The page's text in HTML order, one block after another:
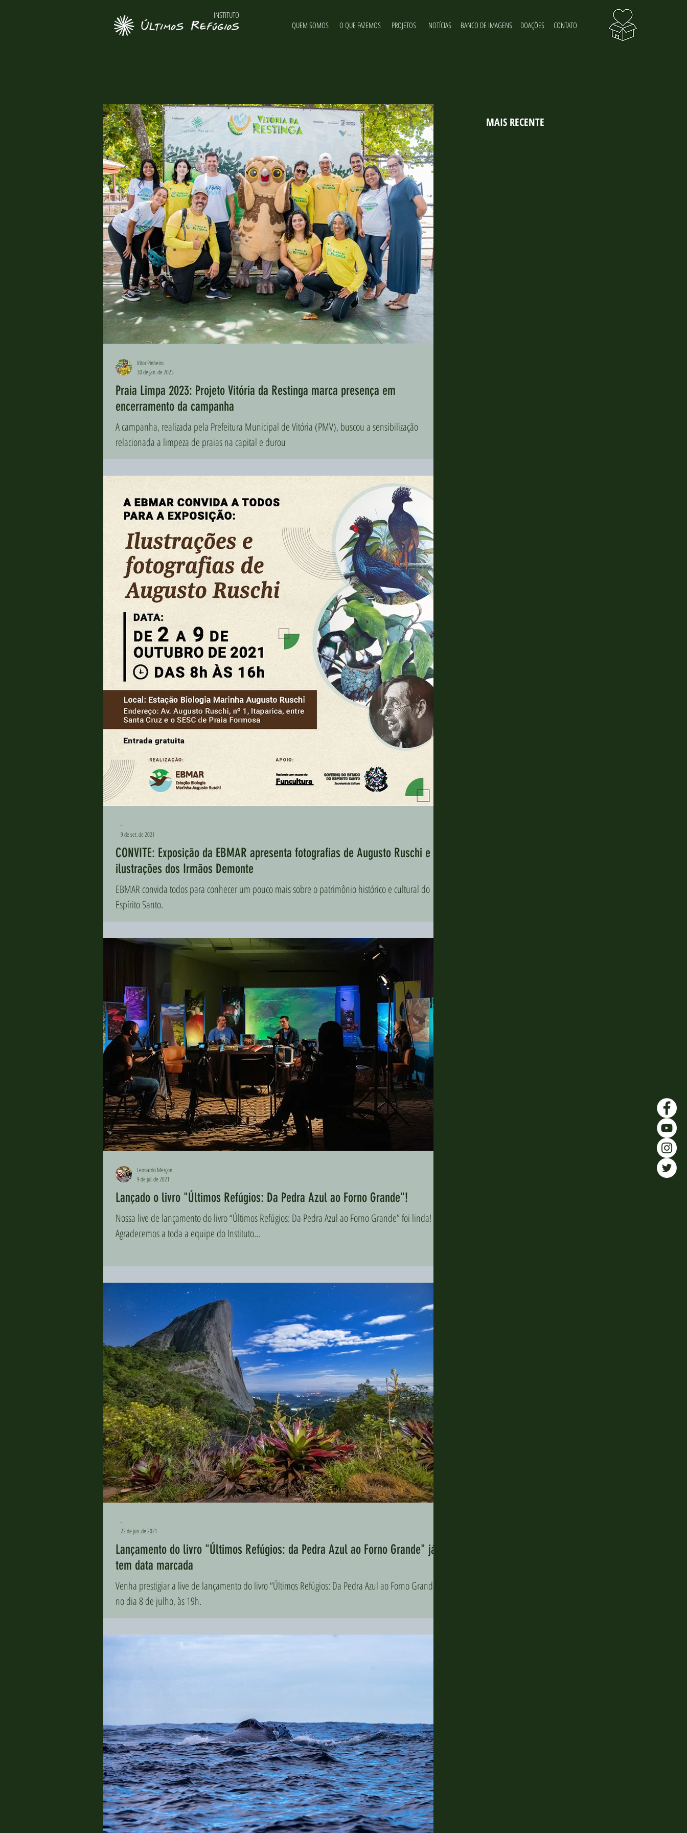
Praia Limpa 2023: Projeto Vitória da Restinga marca presença em
encerramento da campanha
A campanha, realizada pela Prefeitura Municipal de Vitória (PMV), buscou a sensibilização
relacionada a limpeza de praias na capital e durou
Vitor Pinheiro
30 de jan. de 2023
CONVITE: Exposição da EBMAR apresenta fotografias de Augusto Ruschi e
ilustrações dos Irmãos Demonte
EBMAR convida todos para conhecer um pouco mais sobre o patrimônio histórico e cultural do
Espírito Santo.
-
9 de set. de 2021
Lançado o livro "Últimos Refúgios: Da Pedra Azul ao Forno Grande"!
Nossa live de lançamento do livro “Últimos Refúgios: Da Pedra Azul ao Forno Grande” foi linda!
Agradecemos a toda a equipe do Instituto...
Leonardo Merçon
9 de jul. de 2021
Lançamento do livro "Últimos Refúgios: da Pedra Azul ao Forno Grande" já
tem data marcada
Venha prestigiar a live de lançamento do livro “Últimos Refúgios: Da Pedra Azul ao Forno Grande”
no dia 8 de julho, às 19h.
-
22 de jun. de 2021
MAIS RECENTE
INSTITUTO
QUEM SOMOS
O QUE FAZEMOS PROJETOS NOTÍCIAS BANCO DE IMAGENS DOAÇÕES CONTATO